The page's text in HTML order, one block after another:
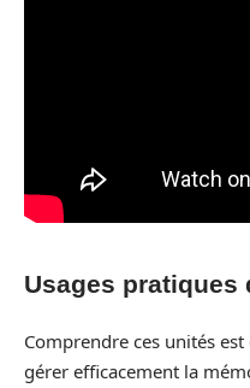
Usages pratiques
Comprendre ces unités
gérer efficacement la